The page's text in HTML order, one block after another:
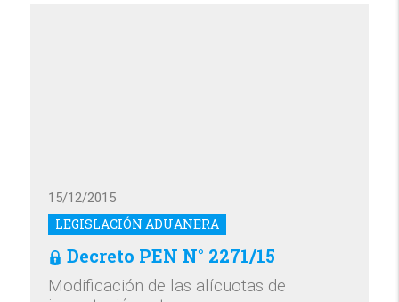
LEGISLACIÓN ADUANERA
15/12/2015
Decreto PEN N° 2271/15
Modificación de las alícuotas de